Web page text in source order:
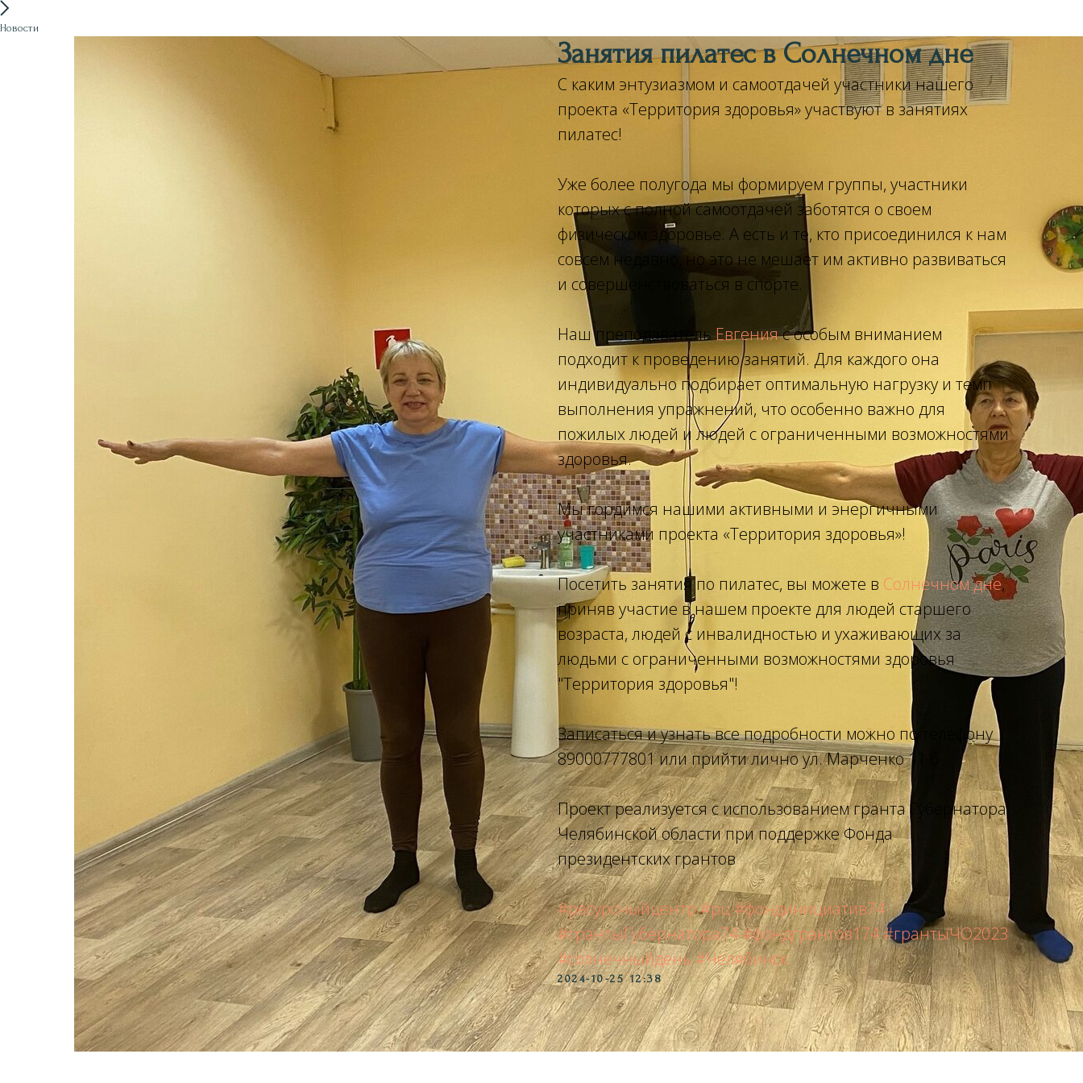
Новости
Занятия пилатес в Солнечном дне
С каким энтузиазмом и самоотдачей участники нашего
проекта «Территория здоровья» участвуют в занятиях
пилатес!
Уже более полугода мы формируем группы, участники
которых с полной самоотдачей заботятся о своем
физическом здоровье. А есть и те, кто присоединился к нам
совсем недавно, но это не мешает им активно развиваться
и совершенствоваться в спорте.
Наш преподавательЕвгенияс особым вниманием
подходит к проведению занятий. Для каждого она
индивидуально подбирает оптимальную нагрузку и темп
выполнения упражнений, что особенно важно для
пожилых людей и людей с ограниченными возможностями
здоровья.
Мы гордимся нашими активными и энергичными
участниками проекта «Территория здоровья»!
Посетить занятия по пилатес, вы можете в Солнечном дне,
приняв участие в нашем проекте для людей старшего
возраста, людей с инвалидностью и ухаживающих за
людьми с ограниченными возможностями здоровья
"Территория здоровья"!
Записаться и узнать все подробности можно по телефону
89000777801 или прийти лично ул. Марченко 11 б
Проект реализуется с использованием гранта Губернатора
Челябинской области при поддержке Фонда
президентских грантов
#ресурсныйцентр#рц#фондинициатив74
#грантыГубернатора74#фондгрантов174#грантыЧО2023
#солнечныйдень#Челябинск
2024-10-25 12:38